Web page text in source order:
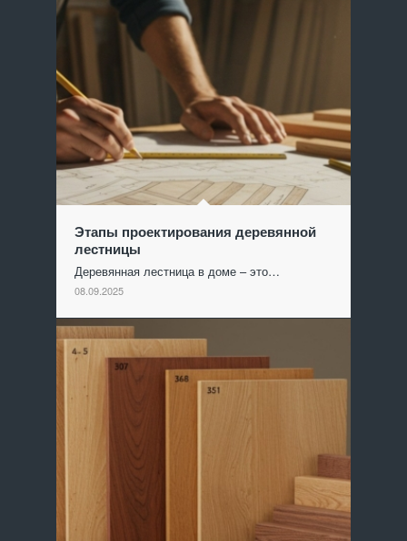
Этапы проектирования деревянной
лестницы
Деревянная лестница в доме – это…
08.09.2025